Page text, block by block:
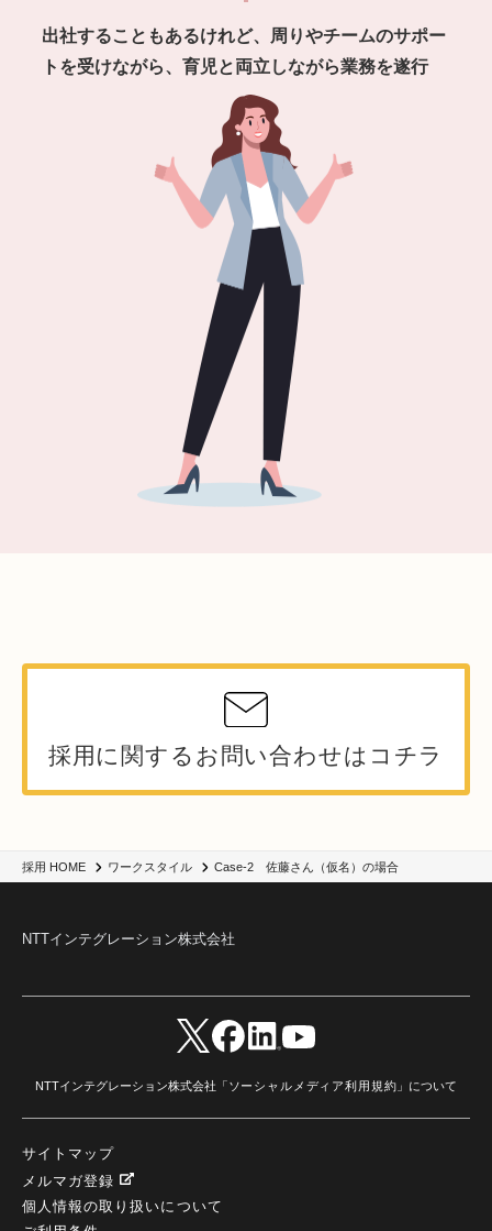
採用 HOME ワークスタイル Case-2 佐藤さん（仮名）の場合
出社することもあるけれど、周りやチームのサポー
トを受けながら、育児と両⽴しながら業務を遂⾏
採用に関するお問い合わせはコチラ
NTTインテグレーション株式会社
NTTインテグレーション株式会社「ソーシャルメディア利用規約 」について
サイトマップ
メルマガ登録
個人情報の取り扱いについて